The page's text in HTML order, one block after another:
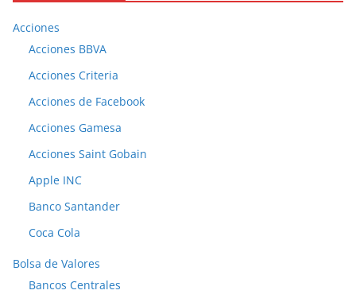
Acciones
Acciones BBVA
Acciones Criteria
Acciones de Facebook
Acciones Gamesa
Acciones Saint Gobain
Apple INC
Banco Santander
Coca Cola
Bolsa de Valores
Bancos Centrales